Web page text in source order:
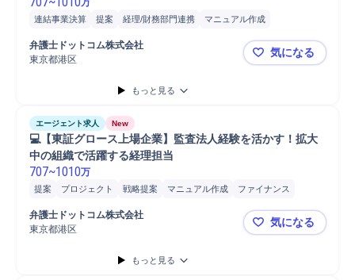
連結事業決算 提案 経理/財務部門連携
マニュアル作成
プロジェクト
財務 会計
監査
監査対応
税務
弁護士ドットコム株式会社
東京都港区
📊【国内最
気になる
もっと見る
エージェント求人 New
💻【東証グロース上場企業】監査法人経験を活かす！拡大
中の組織で活躍する経理担当
707~1010万
提案 プロジェクト 戦略提案 マニュアル作成
ファイナンス
連結事業決算
経理/財務部門連携
弁護士ドットコム株式会社
東京都港区
💻【東証グ
気になる
もっと見る